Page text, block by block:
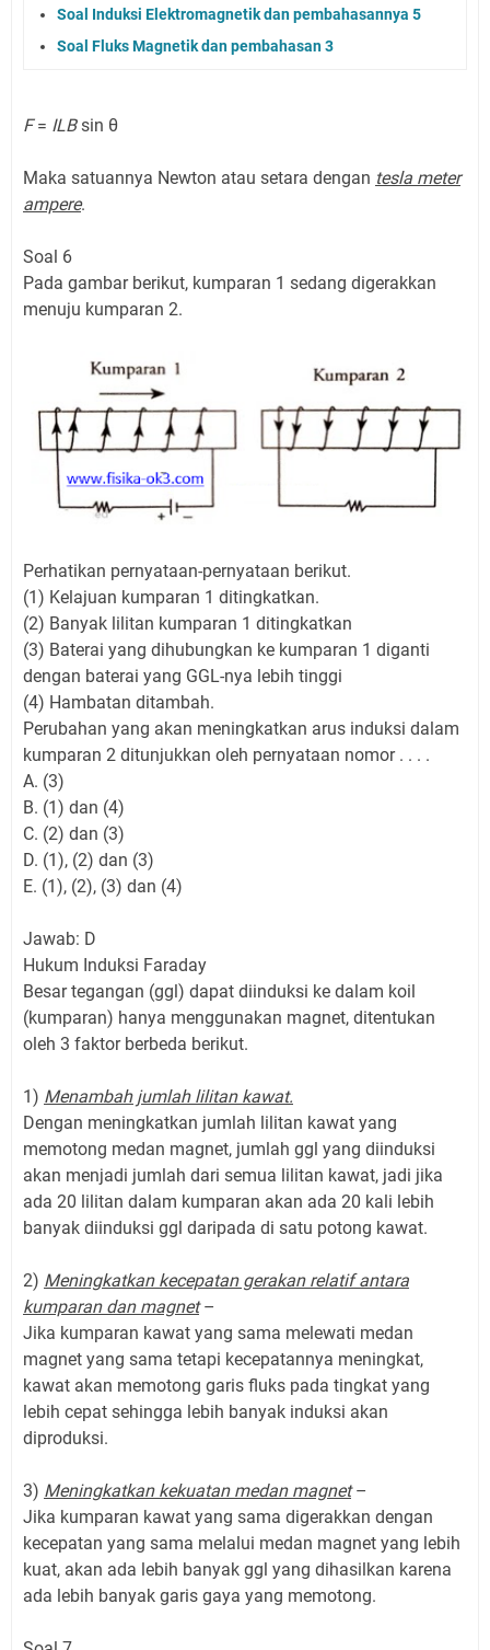
Soal Induksi Elektromagnetik dan pembahasannya 5
Soal Fluks Magnetik dan pembahasan 3
F= ILBsin θ
Maka satuannya Newton atau setara dengan tesla meter
ampere.
Soal 6
Pada gambar berikut, kumparan 1 sedang digerakkan
menuju kumparan 2.
Perhatikan pernyataan-pernyataan berikut.
(1) Kelajuan kumparan 1 ditingkatkan.
(2) Banyak lilitan kumparan 1 ditingkatkan
(3) Baterai yang dihubungkan ke kumparan 1 diganti
dengan baterai yang GGL-nya lebih tinggi
(4) Hambatan ditambah.
Perubahan yang akan meningkatkan arus induksi dalam
kumparan 2 ditunjukkan oleh pernyataan nomor . . . .
A. (3)
B. (1) dan (4)
C. (2) dan (3)
D. (1), (2) dan (3)
E. (1), (2), (3) dan (4)
Jawab: D
Hukum Induksi Faraday
Besar tegangan (ggl) dapat diinduksi ke dalam koil
(kumparan) hanya menggunakan magnet, ditentukan
oleh 3 faktor berbeda berikut.
1) Menambah jumlah lilitan kawat.
Dengan meningkatkan jumlah lilitan kawat yang
memotong medan magnet, jumlah ggl yang diinduksi
akan menjadi jumlah dari semua lilitan kawat, jadi jika
ada 20 lilitan dalam kumparan akan ada 20 kali lebih
banyak diinduksi ggl daripada di satu potong kawat.
2) Meningkatkan kecepatan gerakan relatif antara
kumparan dan magnet–
Jika kumparan kawat yang sama melewati medan
magnet yang sama tetapi kecepatannya meningkat,
kawat akan memotong garis fluks pada tingkat yang
lebih cepat sehingga lebih banyak induksi akan
diproduksi.
3) Meningkatkan kekuatan medan magnet–
Jika kumparan kawat yang sama digerakkan dengan
kecepatan yang sama melalui medan magnet yang lebih
kuat, akan ada lebih banyak ggl yang dihasilkan karena
ada lebih banyak garis gaya yang memotong.